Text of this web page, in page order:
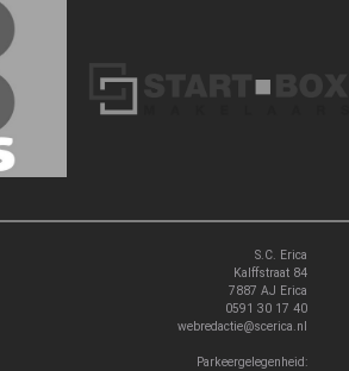
S.C. Erica
Kalffstraat 84
7887 AJ Erica
0591 30 17 40
webredactie@scerica.nl
Parkeergelegenheid: